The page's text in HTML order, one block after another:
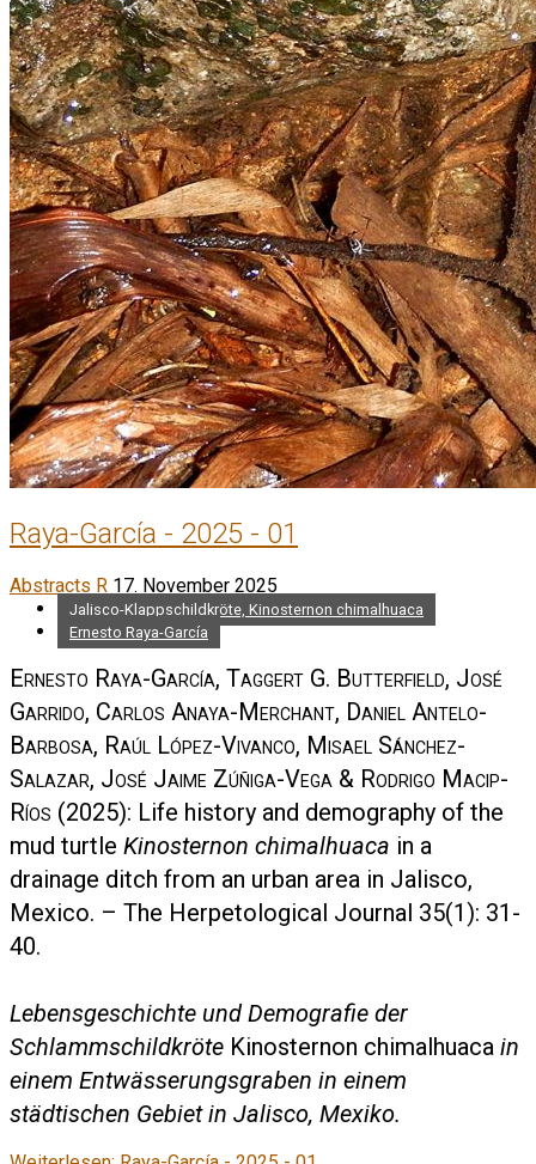
Raya-García - 2025 - 01
Abstracts R 17. November 2025
Jalisco-Klappschildkröte, Kinosternon chimalhuaca
Ernesto Raya-García
Ernesto Raya-García, Taggert G. Butterfield, José
Garrido, Carlos Anaya-Merchant, Daniel Antelo-
Barbosa, Raúl López-Vivanco, Misael Sánchez-
Salazar, José Jaime Zúñiga-Vega & Rodrigo Macip-
Ríos (2025): Life history and demography of the
mud turtle Kinosternon chimalhuaca in a
drainage ditch from an urban area in Jalisco,
Mexico. – The Herpetological Journal 35(1): 31-
40.
Lebensgeschichte und Demografie der
Schlammschildkröte Kinosternon chimalhuaca in
einem Entwässerungsgraben in einem
städtischen Gebiet in Jalisco, Mexiko.